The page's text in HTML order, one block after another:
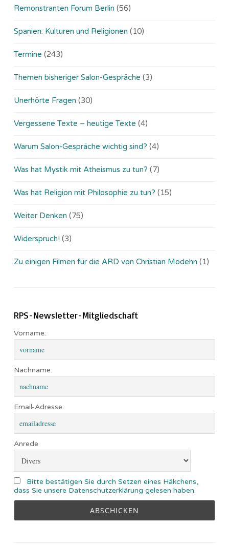
Remonstranten Forum Berlin (56)
Spanien: Kulturen und Religionen (10)
Termine (243)
Themen bisheriger Salon-Gespräche (3)
Unerhörte Fragen (30)
Vergessene Texte – heutige Texte (4)
Warum Salon-Gespräche wichtig sind? (4)
Was hat Mystik mit Atheismus zu tun? (7)
Was hat Religion mit Philosophie zu tun? (15)
Weiter Denken (75)
Widerspruch! (3)
Zu einigen Filmen für die ARD von Christian Modehn (1)
RPS-Newsletter-Mitgliedschaft
Vorname:
Nachname:
Email-Adresse:
Anrede
Bitte bestätigen Sie durch Setzen eines Häkchens,
dass Sie unsere Datenschutzerklärung gelesen haben.